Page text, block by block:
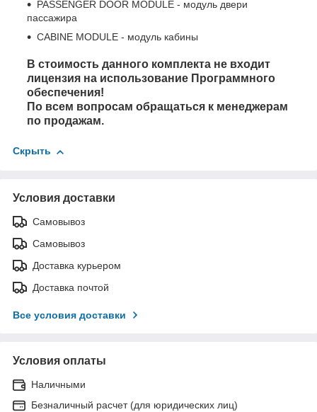
PASSENGER DOOR MODULE - модуль двери
пассажира
CABINE MODULE - модуль кабины
В стоимость данного комплекта не входит
лицензия на использование Программного
обеспечения!
По всем вопросам обращаться к менеджерам
по продажам.
Скрыть
Условия доставки
Самовывоз
Самовывоз
Доставка курьером
Доставка почтой
Все условия доставки
Условия оплаты
Наличными
Безналичный расчет (для юридических лиц)